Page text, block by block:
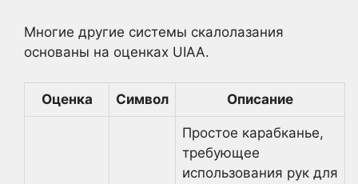
Многие другие системы скалолазания
основаны на оценках UIAA.
Оценка Символ Описание
Простое карабканье,
требующее
использования рук для